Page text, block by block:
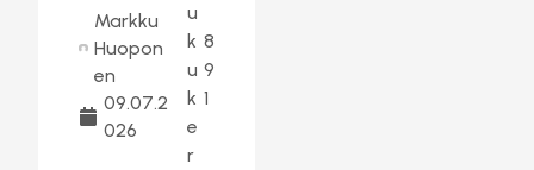
Markku
Huopon
en
09.07.2
026
u
k
u
k
e
r
8
9
1